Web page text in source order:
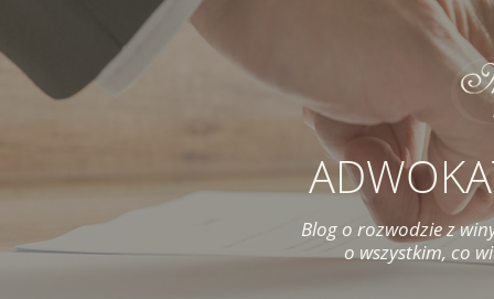
Blog o rozwodzie z
o wszystkim, co